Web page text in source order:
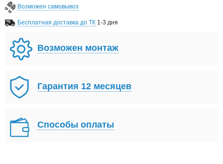
Возможен самовывоз
Бесплатная доставка до ТК 1-3 дня
Возможен монтаж
Гарантия 12 месяцев
Способы оплаты